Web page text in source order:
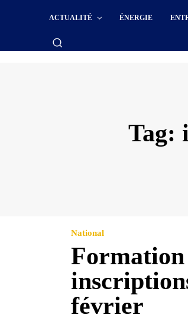
ACTUALITÉ ÉNERGIE
Tag:
National
Formation
février